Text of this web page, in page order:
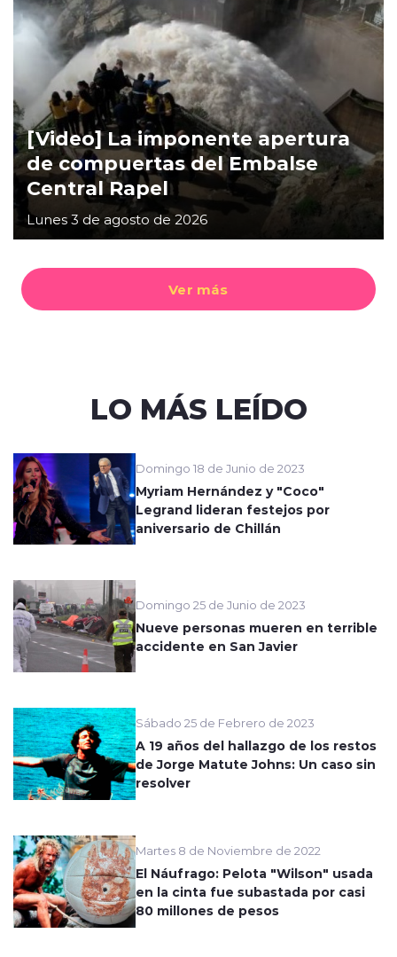
Ver más
[Video] La imponente apertura
de compuertas del Embalse
Central Rapel
Lunes 3 de agosto de 2026
LO MÁS LEÍDO
Domingo 18 de Junio de 2023
Myriam Hernández y "Coco"
Legrand lideran festejos por
aniversario de Chillán
Domingo 25 de Junio de 2023
Nueve personas mueren en terrible
accidente en San Javier
Sábado 25 de Febrero de 2023
A 19 años del hallazgo de los restos
de Jorge Matute Johns: Un caso sin
resolver
Martes 8 de Noviembre de 2022
El Náufrago: Pelota "Wilson" usada
en la cinta fue subastada por casi
80 millones de pesos